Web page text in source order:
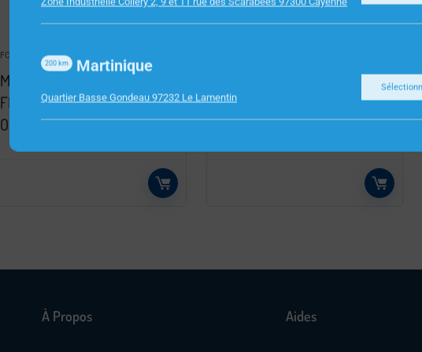
FOURNITURES DE BUREAU
MARQUES PAGES POST IT
FLECHE 11.9X43.2MM ROSE
ORANGE VERT BLEU
ROUGE TURC EXA PQT 100
210012E
À Propos Aides
Martinique
200 km
Quartier Basse Gondeau 97232 Le Lamentin